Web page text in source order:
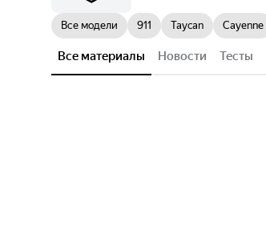
Все модели 911 Taycan Cayenne
Все материалы Новости Тесты